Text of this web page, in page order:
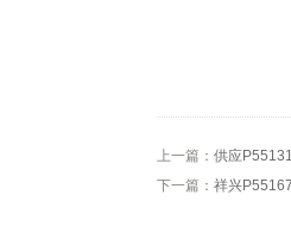
上一篇： 供应
下一篇： 祥兴